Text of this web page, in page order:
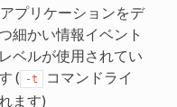
プリケーションをデ
細かい情報イベント
ベルが使用されてい
(
-t
コマンドライ
ます)